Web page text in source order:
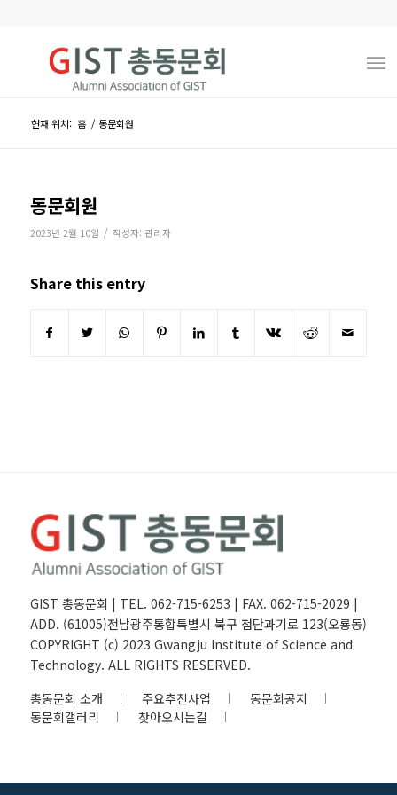
현재 위치: 홈 / 동문회원
동문회원
2023년 2월 10일 / 작성자: 관리자
Share this entry
GIST 총동문회 | TEL. 062-715-6253 | FAX. 062-715-2029 |
ADD. (61005)전남광주통합특별시 북구 첨단과기로 123(오룡동)
COPYRIGHT (c) 2023 Gwangju Institute of Science and
Technology. ALL RIGHTS RESERVED.
총동문회 소개
주요추진사업
동문회공지
동문회갤러리
찾아오시는길